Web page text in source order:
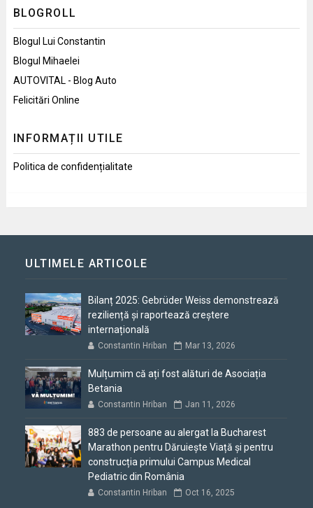
BLOGROLL
Blogul Lui Constantin
Blogul Mihaelei
AUTOVITAL - Blog Auto
Felicitări Online
INFORMAȚII UTILE
Politica de confidențialitate
ULTIMELE ARTICOLE
Bilanț 2025: Gebrüder Weiss demonstrează
reziliență și raportează creștere
internațională
Constantin Hriban Mar 13, 2026
Mulțumim că ați fost alături de Asociația
Betania
Constantin Hriban Jan 11, 2026
883 de persoane au alergat la Bucharest
Marathon pentru Dăruiește Viață și pentru
construcția primului Campus Medical
Pediatric din România
Constantin Hriban Oct 16, 2025